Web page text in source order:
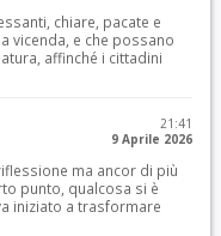
chiare, pacate e
vicenda, e che possano
affinché i cittadini
21:41
9 Aprile 2026
ma ancor di più
punto, qualcosa si è
iniziato a trasformare